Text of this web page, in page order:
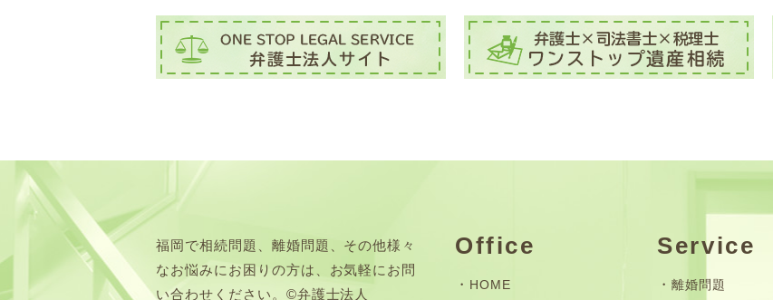
福岡で相続問題、離婚問題、その他様々
なお悩みにお困りの方は、お気軽にお問
い合わせください。©弁護士法人
Office
HOME
Service
離婚問題